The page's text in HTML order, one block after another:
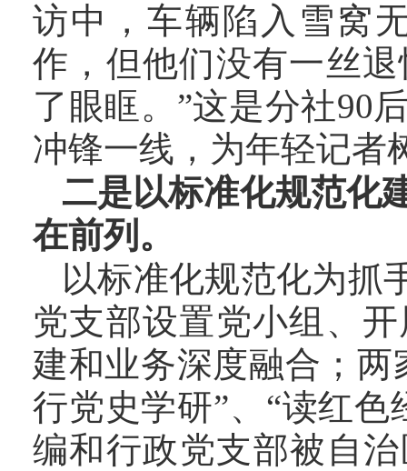
访中，车辆陷入雪窝
作，但他们没有一丝
了眼眶。”这是分社90
冲锋一线，为年轻记者
二是以标准化规范化
在前列。
以标准化规范化为抓
党支部设置党小组、
建和业务深度融合；
行党史学研”、“读红
编和行政党支部被自